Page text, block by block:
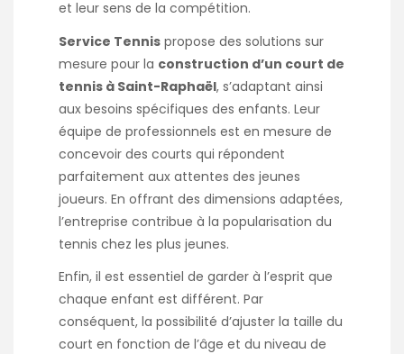
et leur sens de la compétition.
Service Tennis propose des solutions sur
mesure pour la construction d’un court de
tennis à Saint-Raphaël, s’adaptant ainsi
aux besoins spécifiques des enfants. Leur
équipe de professionnels est en mesure de
concevoir des courts qui répondent
parfaitement aux attentes des jeunes
joueurs. En offrant des dimensions adaptées,
l’entreprise contribue à la popularisation du
tennis chez les plus jeunes.
Enfin, il est essentiel de garder à l’esprit que
chaque enfant est différent. Par
conséquent, la possibilité d’ajuster la taille du
court en fonction de l’âge et du niveau de